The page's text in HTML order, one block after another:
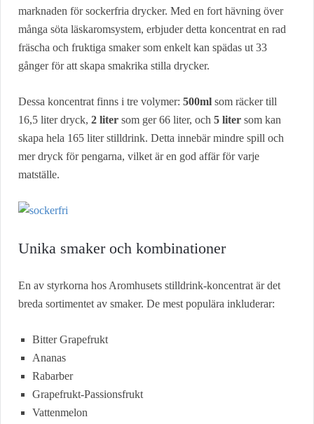
marknaden för sockerfria drycker. Med en fort hävning över
många söta läskaromsystem, erbjuder detta koncentrat en rad
fräscha och fruktiga smaker som enkelt kan spädas ut 33
gånger för att skapa smakrika stilla drycker.
Dessa koncentrat finns i tre volymer: 500ml som räcker till
16,5 liter dryck, 2 liter som ger 66 liter, och 5 liter som kan
skapa hela 165 liter stilldrink. Detta innebär mindre spill och
mer dryck för pengarna, vilket är en god affär för varje
matställe.
Unika smaker och kombinationer
En av styrkorna hos Aromhusets stilldrink-koncentrat är det
breda sortimentet av smaker. De mest populära inkluderar:
Bitter Grapefrukt
Ananas
Rabarber
Grapefrukt-Passionsfrukt
Vattenmelon